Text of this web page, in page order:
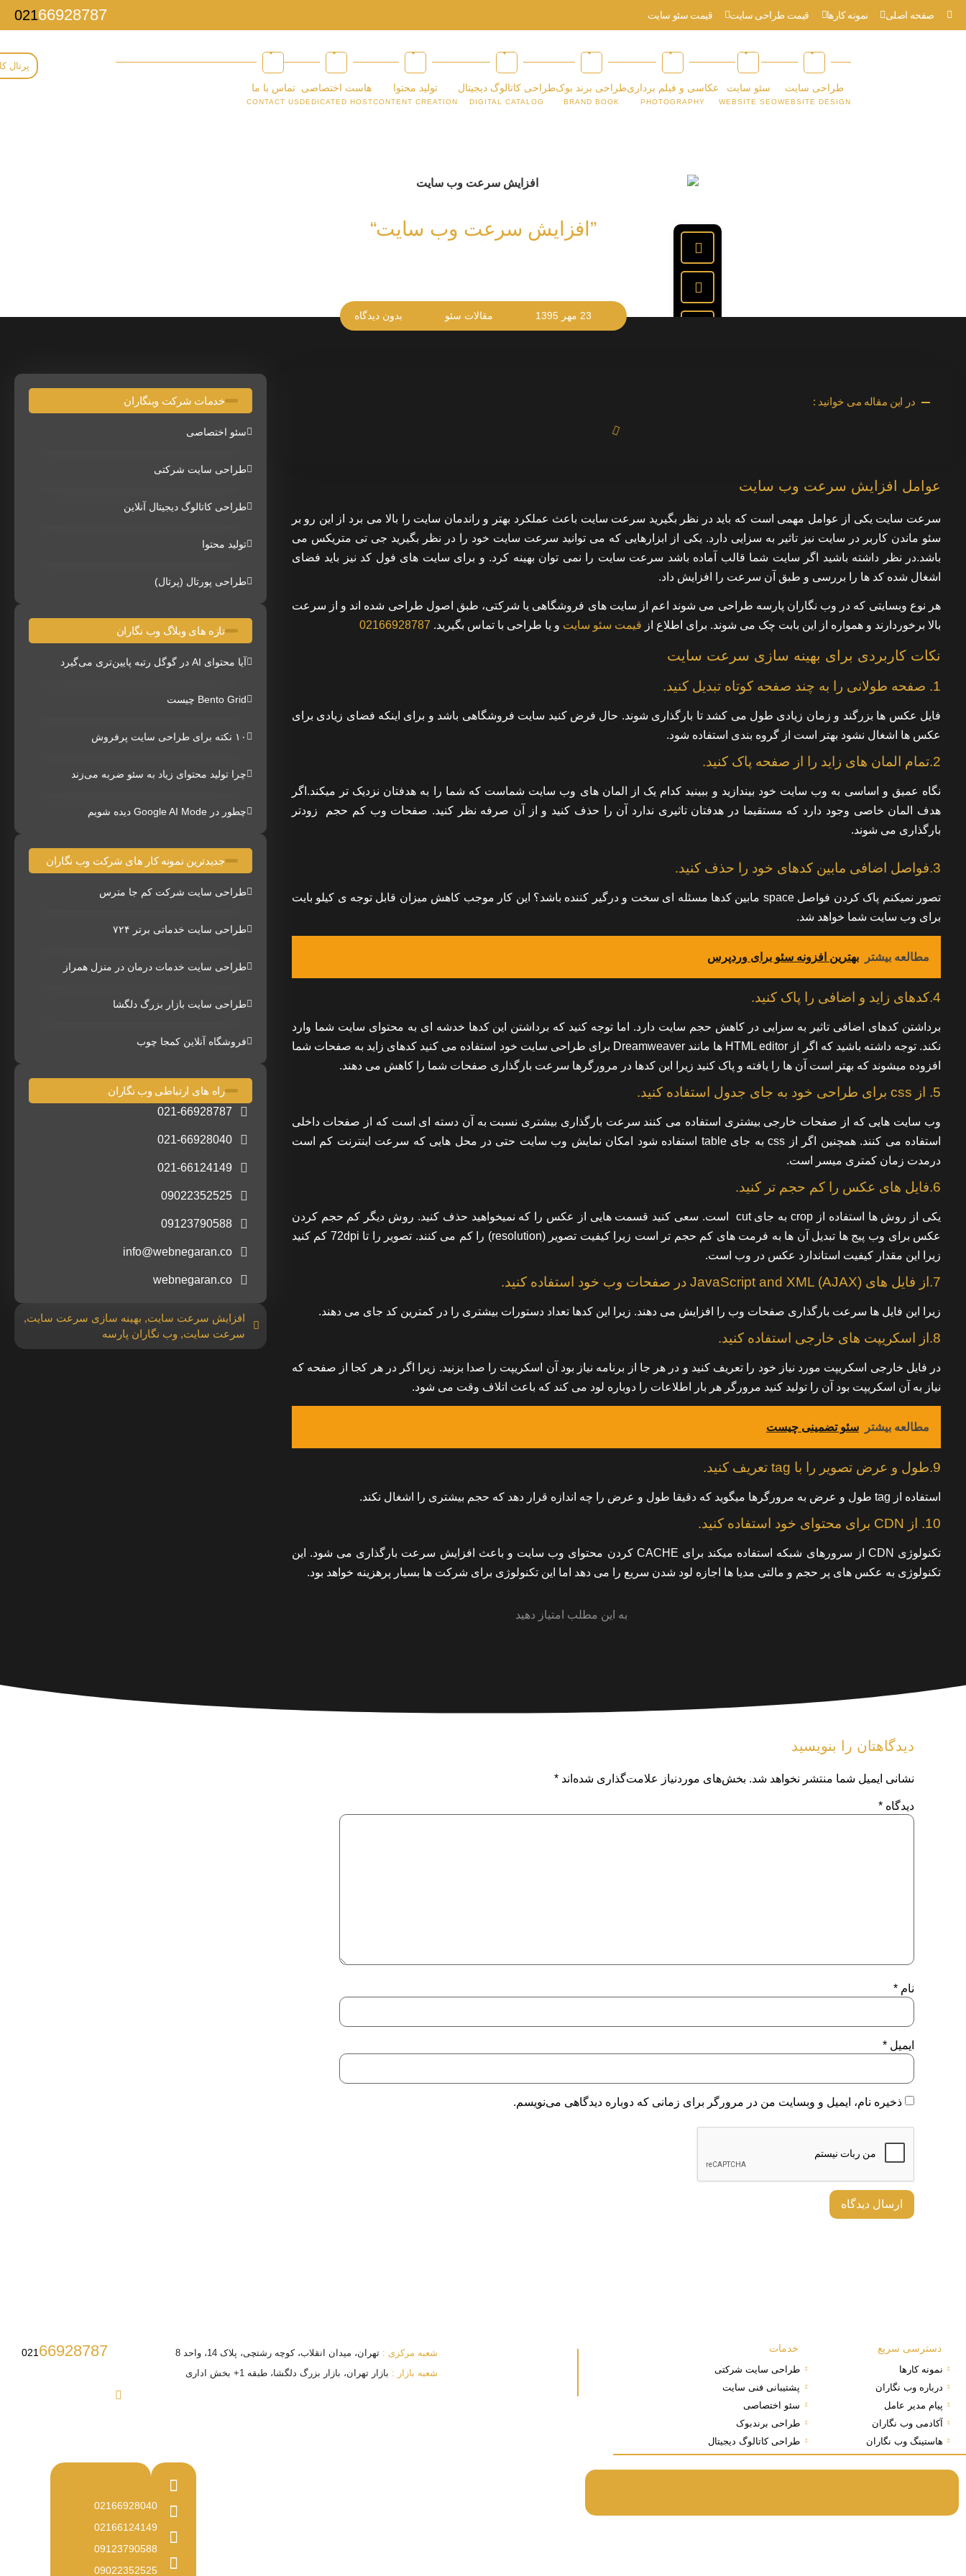
صفحه اصلی نمونه کارها قیمت طراحی سایت قیمت سئو سایت 02166928787
طراحی سایت
WEBSITE DESIGN
سئو سایت
WEBSITE SEO
عکاسی و فیلم برداری
PHOTOGRAPHY
طراحی برند بوک
BRAND BOOK
طراحی کاتالوگ دیجیتال
DIGITAL CATALOG
تولید محتوا
CONTENT CREATION
هاست اختصاصی
DEDICATED HOST
تماس با ما
CONTACT US
پرتال
”افزایش سرعت وب سایت“
23 مهر 1395 مقالات سئو بدون دیدگاه
در این مقاله می خوانید :
عوامل افزایش سرعت وب سایت
سرعت سایت یکی از عوامل مهمی است که باید در نظر بگیرید سرعت سایت باعث عملکرد بهتر و راندمان سایت را بالا می برد از این رو بر
سئو ماندن کاربر در سایت نیز تاثیر به سزایی دارد. یکی از ابزارهایی که می توانید سرعت سایت خود را در نظر بگیرید جی تی متریکس می
باشد.در نظر داشته باشید اگر سایت شما قالب آماده باشد سرعت سایت را نمی توان بهینه کرد. و برای سایت های فول کد نیز باید فضای
اشغال شده کد ها را بررسی و طبق آن سرعت را افزایش داد.
هر نوع وبسایتی که در وب نگاران پارسه طراحی می شوند اعم از سایت های فروشگاهی یا شرکتی، طبق اصول طراحی شده اند و از سرعت
بالا برخوردارند و همواره از این بابت چک می شوند. برای اطلاع از قیمت سئو سایت و یا طراحی با تماس بگیرید. 02166928787
نکات کاربردی برای بهینه سازی سرعت سایت
1. صفحه طولانی را به چند صفحه کوتاه تبدیل کنید.
فایل عکس ها بزرگند و زمان زیادی طول می کشد تا بارگذاری شوند. حال فرض کنید سایت فروشگاهی باشد و برای اینکه فضای زیادی برای
عکس ها اشغال نشود بهتر است از گروه بندی استفاده شود.
2.تمام المان های زاید را از صفحه پاک کنید.
نگاه عمیق و اساسی به وب سایت خود بیندازید و ببینید کدام یک از المان های وب سایت شماست که شما را به هدفتان نزدیک تر میکند.اگر
هدف المان خاصی وجود دارد که مستقیما در هدفتان تاثیری ندارد آن را حذف کنید و از آن صرفه نظر کنید. صفحات وب کم حجم زودتر
بارگذاری می شوند.
3.فواصل اضافی مابین کدهای خود را حذف کنید.
تصور نمیکنم پاک کردن فواصل space مابین کدها مسئله ای سخت و درگیر کننده باشد؟ این کار موجب کاهش میزان قابل توجه ی کیلو بایت
برای وب سایت شما خواهد شد.
مطالعه بیشتر بهترین افزونه سئو برای وردپرس
4.کدهای زاید و اضافی را پاک کنید.
برداشتن کدهای اضافی تاثیر به سزایی در کاهش حجم سایت دارد. اما توجه کنید که برداشتن این کدها خدشه ای به محتوای سایت شما وارد
نکند. توجه داشته باشید که اگر از HTML editor ها مانند Dreamweaver برای طراحی سایت خود استفاده می کنید کدهای زاید به صفحات شما
افزوده میشوند که بهتر است آن ها را یافته و پاک کنید زیرا این کدها در مرورگرها سرعت بارگذاری صفحات شما را کاهش می دهند.
5. از css برای طراحی خود به جای جدول استفاده کنید.
وب سایت هایی که از صفحات خارجی بیشتری استفاده می کنند سرعت بارگذاری بیشتری نسبت به آن دسته ای است که از صفحات داخلی
استفاده می کنند. همچنین اگر از css به جای table استفاده شود امکان نمایش وب سایت حتی در محل هایی که سرعت اینترنت کم است
درمدت زمان کمتری میسر است.
6.فایل های عکس را کم حجم تر کنید.
یکی از روش ها استفاده از crop به جای cut است. سعی کنید قسمت هایی از عکس را که نمیخواهید حذف کنید. روش دیگر کم حجم کردن
عکس برای وب پیج ها تبدیل آن ها به فرمت های کم حجم تر است زیرا کیفیت تصویر (resolution) را کم می کنند. تصویر را تا 72dpi کم کنید
زیرا این مقدار کیفیت استاندارد عکس در وب است.
7.از فایل های (JavaScript and XML (AJAX در صفحات وب خود استفاده کنید.
زیرا این فایل ها سرعت بارگذاری صفحات وب را افزایش می دهند. زیرا این کدها تعداد دستورات بیشتری را در کمترین کد جای می دهند.
8.از اسکریپت های خارجی استفاده کنید.
در فایل خارجی اسکریپت مورد نیاز خود را تعریف کنید و در هر جا از برنامه نیاز بود آن اسکریپت را صدا بزنید. زیرا اگر در هر کجا از صفحه که
نیاز به آن اسکریپت بود آن را تولید کنید مرورگر هر بار اطلاعات را دوباره لود می کند که باعث اتلاف وقت می شود.
مطالعه بیشتر سئو تضمینی چیست
9.طول و عرض تصویر را با tag تعریف کنید.
استفاده از tag طول و عرض به مرورگرها میگوید که دقیقا طول و عرض را چه اندازه قرار دهد که حجم بیشتری را اشغال نکند.
10. از CDN برای محتوای خود استفاده کنید.
تکنولوژی CDN از سرورهای شبکه استفاده میکند برای CACHE کردن محتوای وب سایت و باعث افزایش سرعت بارگذاری می شود. این
تکنولوژی به عکس های پر حجم و مالتی مدیا ها اجازه لود شدن سریع را می دهد اما این تکنولوژی برای شرکت ها بسیار پرهزینه خواهد بود.
به این مطلب امتیاز دهید
خدمات شرکت وبنگاران
سئو اختصاصی
طراحی سایت شرکتی
طراحی کاتالوگ دیجیتال آنلاین
تولید محتوا
طراحی پورتال (پرتال)
تازه های وبلاگ وب نگاران
آیا محتوای AI در گوگل رتبه پایین‌تری می‌گیرد
Bento Grid چیست
۱۰ نکته برای طراحی سایت پرفروش
چرا تولید محتوای زیاد به سئو ضربه می‌زند
چطور در Google AI Mode دیده شویم
جدیدترین نمونه کار های شرکت وب نگاران
طراحی سایت شرکت کم جا مترس
طراحی سایت خدماتی برتر ۷۲۴
طراحی سایت خدمات درمان در منزل همراز
طراحی سایت بازار بزرگ دلگشا
فروشگاه آنلاین کمجا چوب
راه های ارتباطی وب نگاران
021-66928787
021-66928040
021-66124149
09022352525
09123790588
info@webnegaran.co
webnegaran.co
افزایش سرعت سایت, بهینه سازی سرعت سایت,
سرعت سایت, وب نگاران پارسه
دیدگاهتان را بنویسید
نشانی ایمیل شما منتشر نخواهد شد. بخش‌های موردنیاز علامت‌گذاری شده‌اند *
دیدگاه *
نام *
ایمیل *
ذخیره نام، ایمیل و وبسایت من در مرورگر برای زمانی که دوباره دیدگاهی می‌نویسم.
دسترسی سریع
نمونه کارها
درباره وب نگاران
پیام مدیر عامل
آکادمی وب نگاران
هاستینگ وب نگاران
خدمات
طراحی سایت شرکتی
پشتیبانی فنی سایت
سئو اختصاصی
طراحی برندبوک
طراحی کاتالوگ دیجیتال
شعبه مرکزی : تهران، میدان انقلاب، کوچه رشتچی، پلاک 14، واحد 8
شعبه بازار : بازار تهران، بازار بزرگ دلگشا، طبقه 1+ بخش اداری
021 66928787
02166928040
02166124149
09123790588
09022352525